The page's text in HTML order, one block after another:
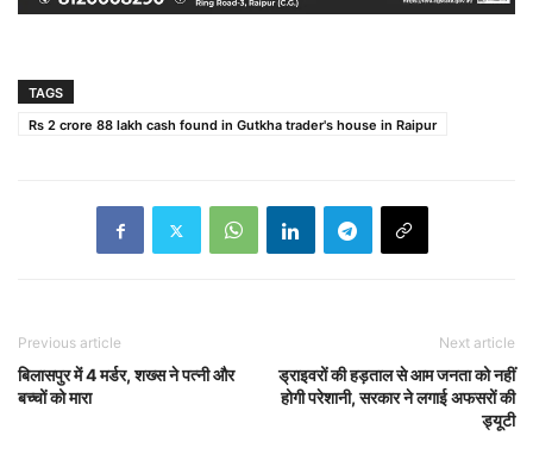
TAGS
Rs 2 crore 88 lakh cash found in Gutkha trader's house in Raipur
Previous article
बिलासपुर में 4 मर्डर, शख्स ने पत्नी और
बच्चों को मारा
Next article
ड्राइवरों की हड़ताल से आम जनता को नहीं
होगी परेशानी, सरकार ने लगाई अफसरों की
ड्यूटी